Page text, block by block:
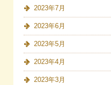
2023年7月
2023年6月
2023年5月
2023年4月
2023年3月